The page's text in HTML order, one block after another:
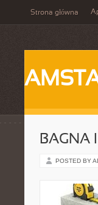
Strona główna
BAGNA
POSTED BY